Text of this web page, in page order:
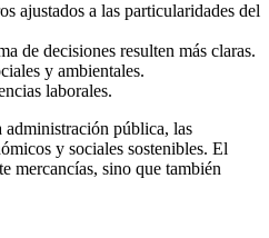
ajustados a las particularidades del
de decisiones resulten más claras.
y ambientales.
laborales.
administración pública, las
y sociales sostenibles. El
mercancías, sino que también